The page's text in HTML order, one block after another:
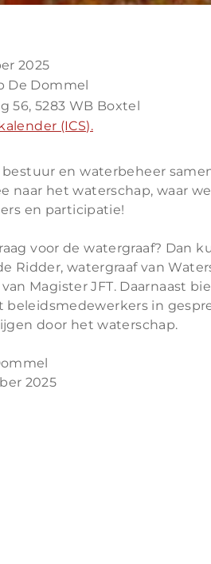
2025
De Dommel
56, 5283 WB Boxtel
(ICS).
en waterbeheer
naar het waterschap, waar
en participatie!
voor de watergraaf? Dan
Ridder, watergraaf van
Magister JFT. Daarnaast
in
door het waterschap.
2025